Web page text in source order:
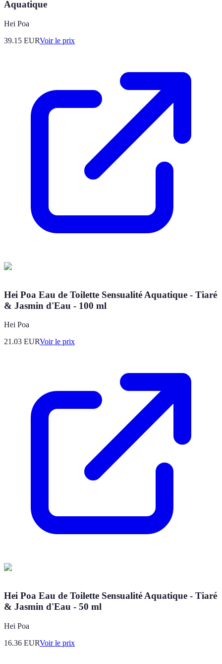
Aquatique
Hei Poa
39.15 EURVoir le prix
Hei Poa Eau de Toilette Sensualité Aquatique - Tiaré
& Jasmin d'Eau - 100 ml
Hei Poa
21.03 EURVoir le prix
Hei Poa Eau de Toilette Sensualité Aquatique - Tiaré
& Jasmin d'Eau - 50 ml
Hei Poa
16.36 EURVoir le prix